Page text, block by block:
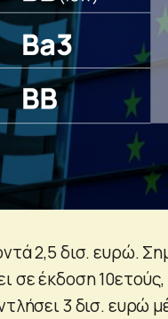
2,5 δισ. ευρώ.
σε έκδοση
3 δισ. ευρώ